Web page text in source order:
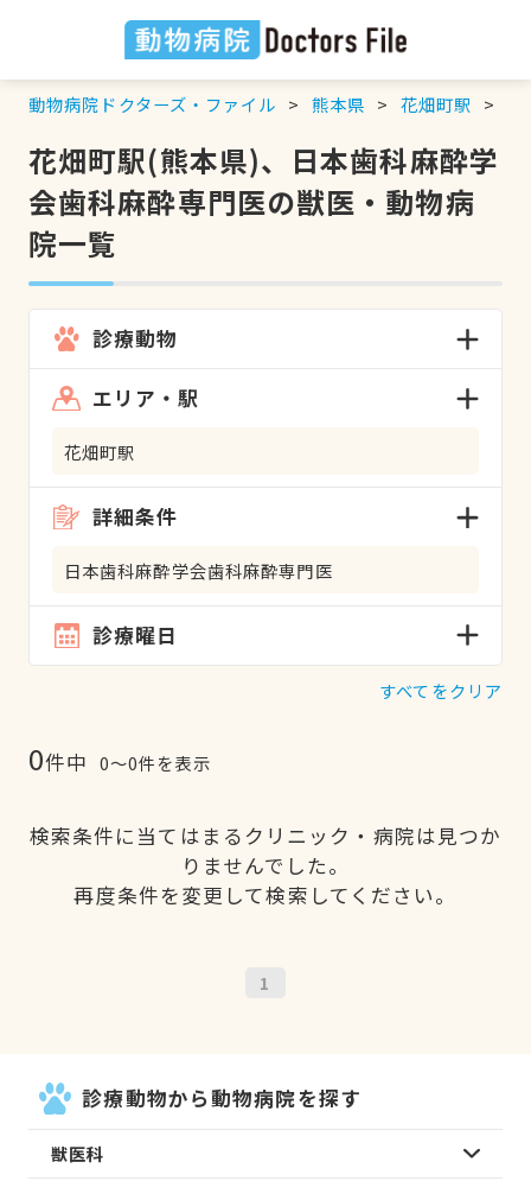
動物病院ドクターズ・ファイル 熊本県 花畑町駅
花畑町駅(熊本県)、日本歯科麻酔学
会歯科麻酔専門医の獣医・動物病
院一覧
診療動物
エリア・駅
花畑町駅
詳細条件
日本歯科麻酔学会歯科麻酔専門医
診療曜日
すべてをクリア
0件中 0〜0件を表示
検索条件に当てはまるクリニック・病院は見つか
りませんでした。
再度条件を変更して検索してください。
1
診療動物から動物病院を探す
獣医科